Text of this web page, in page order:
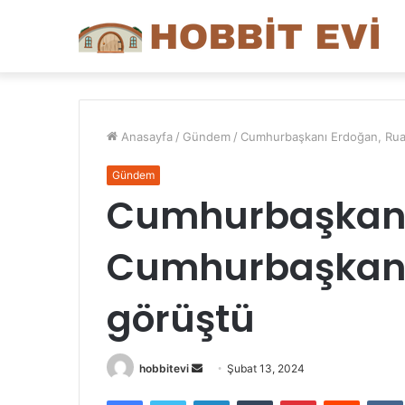
Anasayfa / Gündem / Cumhurbaşkanı Erdoğan,
Gündem
görüştü
hobbitevi
Bir
Şubat 13, 2024
FacebookTwitter LinkedInTumblr PinterestReddit